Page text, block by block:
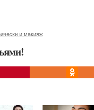
и макияж